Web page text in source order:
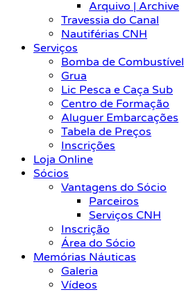
Arquivo | Archive
Travessia do Canal
Nautiférias CNH
Serviços
Bomba de Combustível
Grua
Lic Pesca e Caça Sub
Centro de Formação
Aluguer Embarcações
Tabela de Preços
Inscrições
Loja Online
Sócios
Vantagens do Sócio
Parceiros
Serviços CNH
Inscrição
Área do Sócio
Memórias Náuticas
Galeria
Vídeos